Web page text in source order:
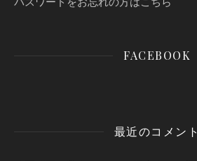
FACEBOOK
最近のコメント